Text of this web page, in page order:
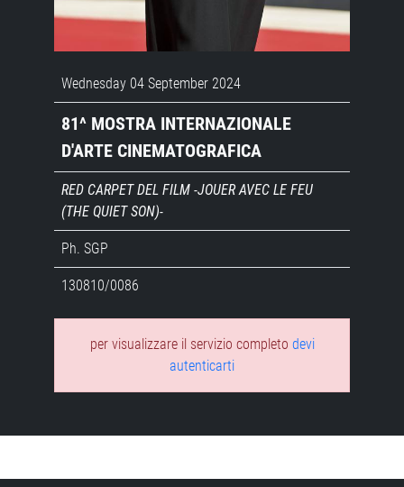
Wednesday 04 September 2024
81^ MOSTRA INTERNAZIONALE
D'ARTE CINEMATOGRAFICA
RED CARPET DEL FILM -JOUER AVEC LE FEU
(THE QUIET SON)-
Ph. SGP
130810/0086
per visualizzare il servizio completo devi
autenticarti